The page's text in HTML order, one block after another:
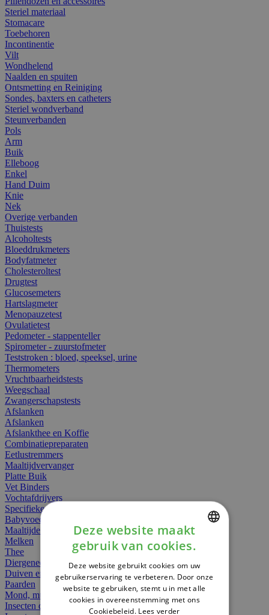
Steriel materiaal
Stomacare
Toebehoren
Incontinentie
Vilt
Wondhelend
Naalden en spuiten
Ontsmetting en Reiniging
Sondes, baxters en catheters
Steriel wondverband
Steunverbanden
Pols
Arm
Buik
Elleboog
Enkel
Hand Duim
Knie
Nek
Overige verbanden
Thuistests
Alcoholtests
Bloeddrukmeters
Bodyfatmeter
Cholesteroltest
Drugtest
Glucosemeters
Hartslagmeter
Menopauzetest
Ovulatietest
Pedometer - stappenteller
Spirometer - zuurstofmeter
Teststroken : bloed, speeksel, urine
Thermometers
Vruchtbaarheidstests
Weegschaal
Zwangerschapstests
Afslanken
Afslanken
Afslankthee en Koffie
Combinatiepreparaten
Eetlustremmers
Maaltijdvervanger
Platte Buik
Vet Binders
Vochtafdrijvers
Specifieke Voeding
Babyvoeding
Maaltijden
Melken
Thee
Diergeneesmiddelen
Duiven en vogels
Paarden
Mond, muil of snavel
Insecten dieren
DUTCH
FRENCH
ENGLISH
Deze website maakt
gebruik van cookies.
Deze website gebruikt cookies om uw
gebruikerservaring te verbeteren. Door onze
website te gebruiken, stemt u in met alle
cookies in overeenstemming met ons
Cookiebeleid. Lees verder